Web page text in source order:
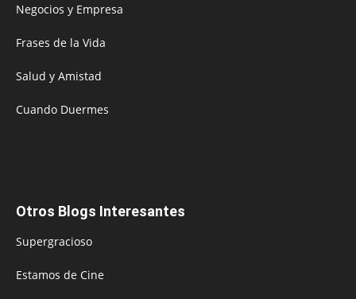
Negocios y Empresa
Frases de la Vida
Salud y Amistad
Cuando Duermes
Otros Blogs Interesantes
Supergracioso
Estamos de Cine